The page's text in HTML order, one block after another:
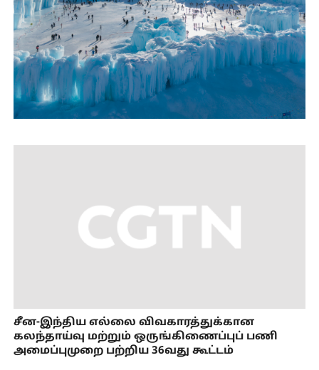
சீன-இந்திய எல்லை விவகாரத்துக்கான
கலந்தாய்வு மற்றும் ஒருங்கிணைப்புப் பணி
அமைப்புமுறை பற்றிய 36வது கூட்டம்